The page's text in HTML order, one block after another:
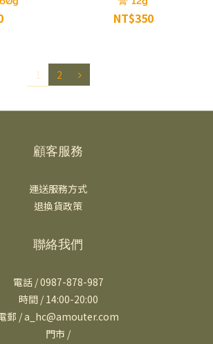
NT$350
1 2
顧客服務
運送服務方式
退換貨政策
聯絡我們
電話 / 0987-878-987
時間 / 14:00-20:00
郵 / a_hc@amouter.com
門市 /